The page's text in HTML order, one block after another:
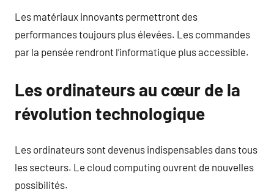
Les matériaux innovants permettront des
performances toujours plus élevées. Les commandes
par la pensée rendront l’informatique plus accessible.
Les ordinateurs au cœur de la
révolution technologique
Les ordinateurs sont devenus indispensables dans tous
les secteurs. Le cloud computing ouvrent de nouvelles
possibilités.